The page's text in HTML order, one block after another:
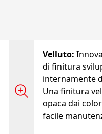
Velluto:
di finitura
internamente
Una finitura
opaca dai
facile